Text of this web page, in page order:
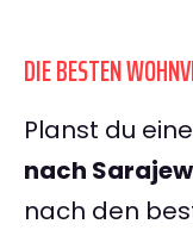
DIE BESTEN
Planst du
nach
nach den